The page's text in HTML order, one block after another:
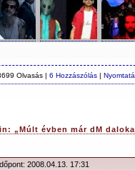
Olvasás | 6 Hozzászólás |
„Múlt évben már dM
2008.04.13. 17:31